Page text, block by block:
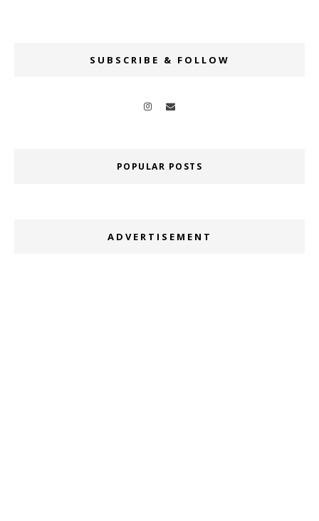
SUBSCRIBE & FOLLOW
POPULAR POSTS
ADVERTISEMENT